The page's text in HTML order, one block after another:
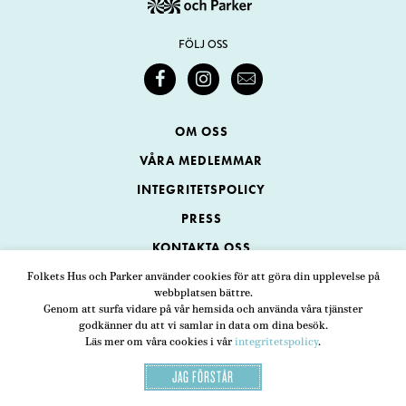
Folkets Hus och Parker använder cookies för att göra din upplevelse på
webbplatsen bättre.
Genom att surfa vidare på vår hemsida och använda våra tjänster
godkänner du att vi samlar in data om dina besök.
Läs mer om våra cookies i vår integritetspolicy.
JAG FÖRSTÅR
FÖLJ OSS
OM OSS
VÅRA MEDLEMMAR
INTEGRITETSPOLICY
PRESS
KONTAKTA OSS
Folkets Hus och Parker
ADRESS Swedenborgsgatan 1
118 48 Stockholm
TELEFON 08-452 25 00